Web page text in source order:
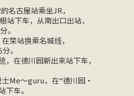
名古屋站乘坐JR，
站下车，从南出口出站，
。
荣站换乘名城线，
。
在德川园新出来站下车，
Me～guru，在“德川园・
下车。